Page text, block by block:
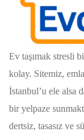
Ev taşımak stresli
kolay. Sitemiz,
İstanbul’u ele alsa
bir yelpaze
dertsiz, tasasız ve